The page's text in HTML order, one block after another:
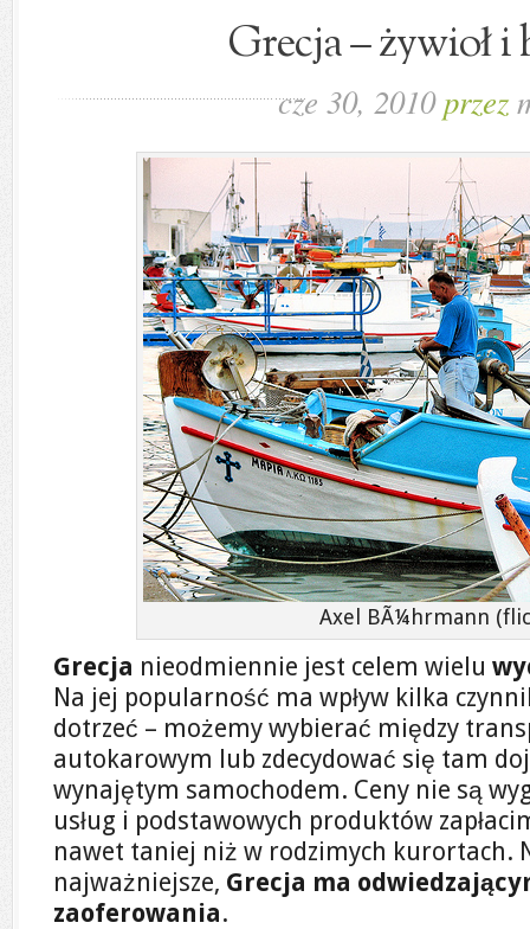
Grecja – żywioł
cze 30, 2010przez
Axel BÃ¼hrmann
Grecja nieodmiennie jest celem wielu
Na jej popularność ma wpływ kilka
dotrzeć – możemy wybierać między
autokarowym lub zdecydować się tam
wynajętym samochodem. Ceny nie są
usług i podstawowych produktów
nawet taniej niż w rodzimych kurortach.
najważniejsze, Grecja ma
zaoferowania.